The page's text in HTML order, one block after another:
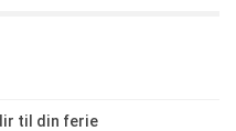
til din ferie